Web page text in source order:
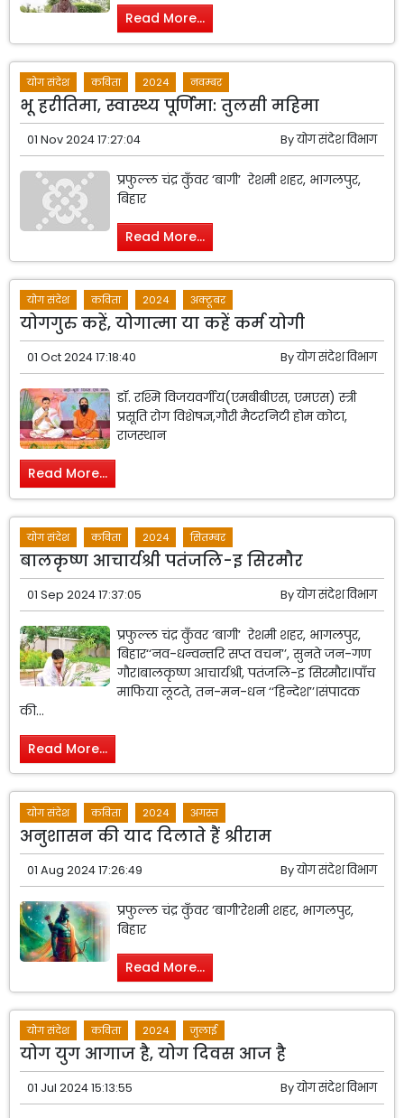
Read More...
योग संदेश कविता 2024 नवम्बर
भू हरीतिमा, स्वास्थ्य पूर्णिमा: तुलसी महिमा
01 Nov 2024 17:27:04 Byयोग संदेश विभाग
प्रफुल्ल चंद्र कुँवर ‘बागी’ रेशमी शहर, भागलपुर,
बिहार
Read More...
योग संदेश कविता 2024 अक्टूबर
योगगुरु कहें, योगात्मा या कहें कर्म योगी
01 Oct 2024 17:18:40 Byयोग संदेश विभाग
डॉ. रश्मि विजयवर्गीय(एमबीबीएस, एमएस) स्त्री
प्रसूति रोग विशेषज्ञ,गौरी मैटरनिटी होम कोटा,
राजस्थान
Read More...
योग संदेश कविता 2024 सितम्बर
बालकृष्ण आचार्यश्री पतंजलि-इ सिरमौर
01 Sep 2024 17:37:05 Byयोग संदेश विभाग
प्रफुल्ल चंद्र कुँवर ‘बागी’ रेशमी शहर, भागलपुर,
बिहार‘‘नव-धन्वन्तरि सप्त वचन’’, सुनते जन-गण
गौर।बालकृष्ण आचार्यश्री, पतंजलि-इ सिरमौर।।पाँच
माफिया लूटते, तन-मन-धन ‘‘हिन्देश’’।संपादक
की...
Read More...
योग संदेश कविता 2024 अगस्त
अनुशासन की याद दिलाते हैं श्रीराम
01 Aug 2024 17:26:49 Byयोग संदेश विभाग
प्रफुल्ल चंद्र कुँवर ‘बागी’रेशमी शहर, भागलपुर,
बिहार
Read More...
योग संदेश कविता 2024 जुलाई
योग युग आगाज है, योग दिवस आज है
01 Jul 2024 15:13:55 Byयोग संदेश विभाग